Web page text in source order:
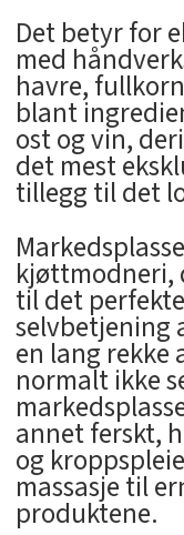
Det betyr for
med
havre,
blant
ost og vin,
det mest
tillegg til det
kjøttmodneri,
til det
selvbetjening
en lang rekke
normalt ikke
annet ferskt,
og
massasje til
produktene.